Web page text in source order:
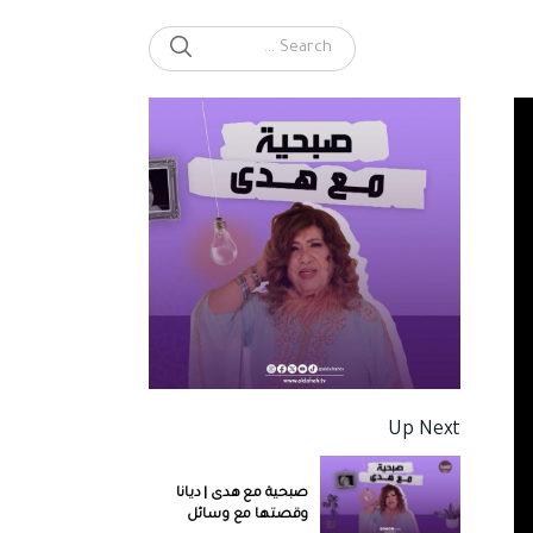
Search for:
SEARCH
Up Next
صبحية مع هدى | ديانا
وقصتها مع وسائل